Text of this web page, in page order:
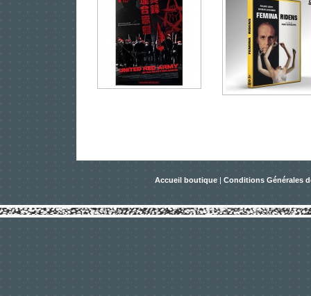
Accueil boutique | Conditions Générales